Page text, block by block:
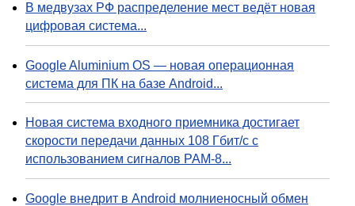
В медвузах РФ распределение мест ведёт новая
цифровая система...
Google Aluminium OS — новая операционная
система для ПК на базе Android...
Новая система входного приемника достигает
скорости передачи данных 108 Гбит/с с
использованием сигналов PAM-8...
Google внедрит в Android молниеносный обмен